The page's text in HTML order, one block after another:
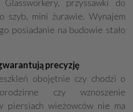
przyssawki do
szyb, mini żurawie. Wynajem
posiadanie na budowie stało
precyzję
obojętnie czy chodzi o
czy wznoszenie
piersiach wieżowców nie ma